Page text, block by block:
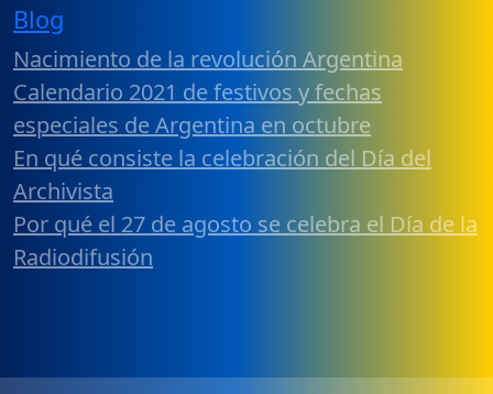
Blog
Nacimiento de la revolución Argentina
Calendario 2021 de festivos y fechas
especiales de Argentina en octubre
En qué consiste la celebración del Día del
Archivista
Por qué el 27 de agosto se celebra el Día de la
Radiodifusión